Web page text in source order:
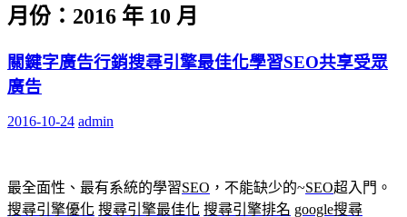
月份： 2016 年 10 月
關鍵字廣告行銷搜尋引擎最佳化學習SEO共享受眾
廣告
2016-10-24 admin
最全面性、最有系統的學習SEO ，不能缺少的~SEO超入門。
搜尋引擎優化 搜尋引擎最佳化 搜尋引擎排名 google搜尋